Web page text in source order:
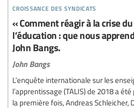
croissance des syndicats
« Comment réagir à la crise
l’éducation : que nous
John Bangs.
John Bangs
L’enquête internationale sur les
l’apprentissage (TALIS) de 2018 a
la première fois, Andreas Schleicher,